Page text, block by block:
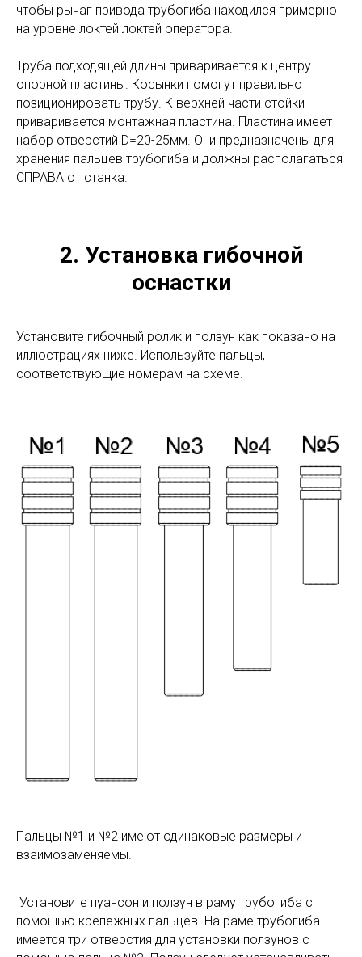
чтобы рычаг привода трубогиба находился примерно
на уровне локтей локтей оператора.
Труба подходящей длины приваривается к центру
опорной пластины. Косынки помогут правильно
позиционировать трубу. К верхней части стойки
приваривается монтажная пластина. Пластина имеет
набор отверстий D=20-25мм. Они предназначены для
хранения пальцев трубогиба и должны располагаться
СПРАВА от станка.
2. Установка гибочной
оснастки
Установите гибочный ролик и ползун как показано на
иллюстрациях ниже. Используйте пальцы,
соответствующие номерам на схеме.
Пальцы №1 и №2 имеют одинаковые размеры и
взаимозаменяемы.
Установите пуансон и ползун в раму трубогиба с
помощью крепежных пальцев. На раме трубогиба
имеется три отверстия для установки ползунов с